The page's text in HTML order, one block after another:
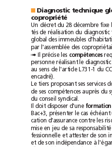
■ Diagnostic technique
copropriété
Un décret du 28 décembre fixe
tés
de réalisation du diagnostic
des immeubles
par
l'assemblée des
➠ précise les compétences
personne réalisant le diagnostic
au
sens de l'article L731-1 du
encadré).
Le
tiers proposant ses services
de ses compétences auprès du
du
syndical.
doit disposer d'une formation
Bac+3, présenter le cas échéant
cation
d'assurance contre les
mise
en jeu de sa responsabilité
fessionnelle et attester de son
et
de son indépendance à